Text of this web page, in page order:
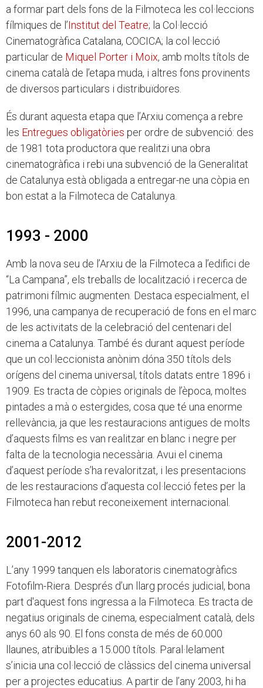
a formar part dels fons de la Filmoteca les col·leccions
fílmiques de l’Institut del Teatre; la Col·lecció
Cinematogràfica Catalana, COCICA; la col·lecció
particular de Miquel Porter i Moix, amb molts títols de
cinema català de l’etapa muda, i altres fons provinents
de diversos particulars i distribuïdores.
És durant aquesta etapa que l’Arxiu comença a rebre
les Entregues obligatòries per ordre de subvenció: des
de 1981 tota productora que realitzi una obra
cinematogràfica i rebi una subvenció de la Generalitat
de Catalunya està obligada a entregar-ne una còpia en
bon estat a la Filmoteca de Catalunya.
1993 - 2000
Amb la nova seu de l’Arxiu de la Filmoteca a l’edifici de
“La Campana”, els treballs de localització i recerca de
patrimoni fílmic augmenten. Destaca especialment, el
1996, una campanya de recuperació de fons en el marc
de les activitats de la celebració del centenari del
cinema a Catalunya. També és durant aquest període
que un col·leccionista anònim dóna 350 títols dels
orígens del cinema universal, títols datats entre 1896 i
1909. Es tracta de còpies originals de l’època, moltes
pintades a mà o estergides, cosa que té una enorme
rellevància, ja que les restauracions antigues de molts
d’aquests films es van realitzar en blanc i negre per
falta de la tecnologia necessària. Avui el cinema
d’aquest període s’ha revaloritzat, i les presentacions
de les restauracions d’aquesta col·lecció fetes per la
Filmoteca han rebut reconeixement internacional.
2001-2012
L’any 1999 tanquen els laboratoris cinematogràfics
Fotofilm-Riera. Després d’un llarg procés judicial, bona
part d'aquest fons ingressa a la Filmoteca. Es tracta de
negatius originals de cinema, especialment català, dels
anys 60 als 90. El fons consta de més de 60.000
llaunes, atribuïbles a 15.000 títols. Paral·lelament
s’inicia una col·lecció de clàssics del cinema universal
per a projectes educatius. A partir de l’any 2003, hi ha